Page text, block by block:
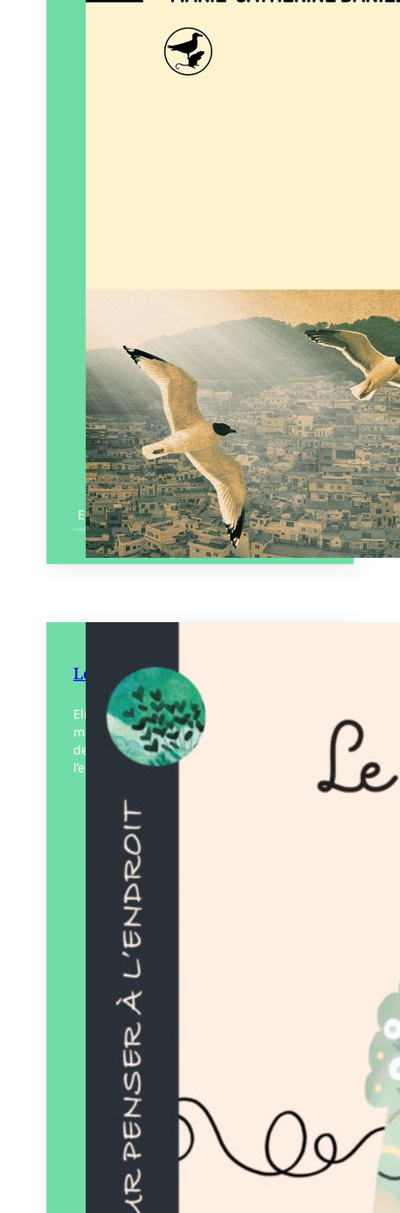
En savoir plus
Le Fil des idées noires
Eliot est un garçon en pleine forme,
mais… c’est un garçon qui a dans la tête
des idées noires. Elles sont des peurs qui
l’encombrent, qui lui montrent…
Éditeur :
éditions
Paru le